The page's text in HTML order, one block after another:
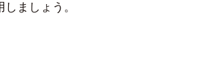
ましょう。